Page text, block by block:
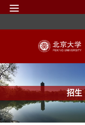
招生